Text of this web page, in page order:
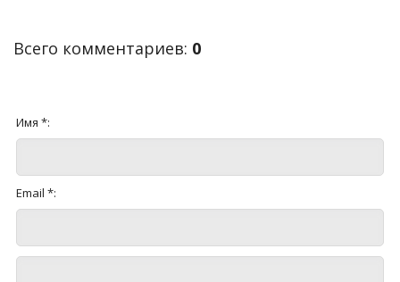
Всего комментариев: 0
Имя *:
Email *: